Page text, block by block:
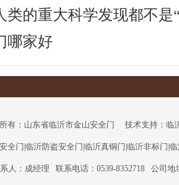
类的重大科学发现都不是
哪家好
有：山东省临沂市金山安全门 技术支持：临
全门 临沂防盗安全门 临沂真铜门 临沂非标门 临
人：成经理 联系电话：0539-8352718 公司